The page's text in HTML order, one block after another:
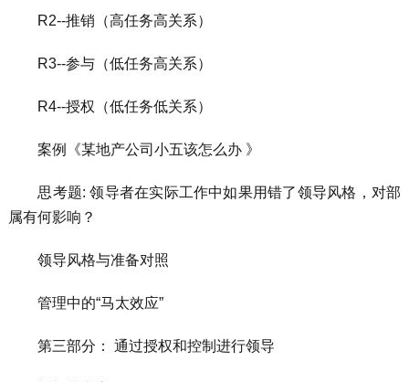
R2--推销（高任务高关系）
R3--参与（低任务高关系）
R4--授权（低任务低关系）
案例《某地产公司小五该怎么办 》
思考题: 领导者在实际工作中如果用错了领导风格，对部
属有何影响？
领导风格与准备对照
管理中的“马太效应”
第三部分： 通过授权和控制进行领导